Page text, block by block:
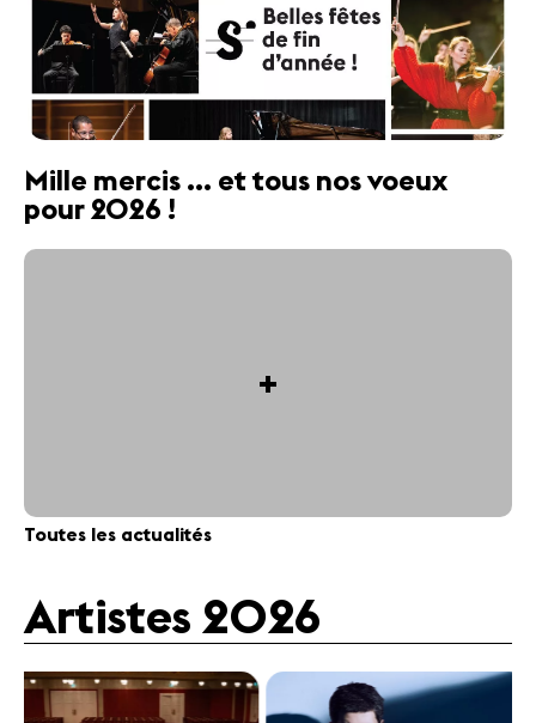
Mille mercis ... et tous nos voeux
pour 2026 !
+
Toutes les actualités
Artistes 2026